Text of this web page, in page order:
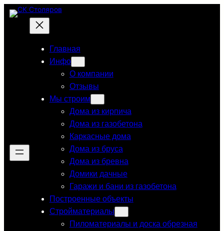
Перейти
содержимому
Главная
Инфо
О компании
Отзывы
Мы строим
Дома из кирпича
Дома из газобетона
Каркасные дома
Дома из бруса
Дома из бревна
Домики дачные
Гаражи и бани из газобетона
Построенные объекты
Стройматериалы
Пиломатериалы и доска обрезная